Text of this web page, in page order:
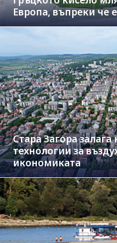
Европа, въпреки че
Стара Загора
технологии за
икономиката